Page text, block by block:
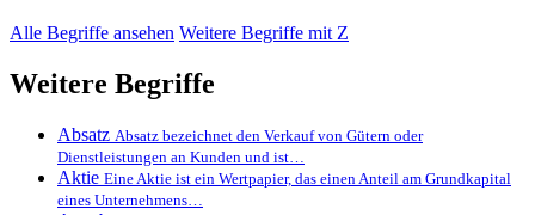
Alle Begriffe ansehen Weitere Begriffe mit Z
Weitere Begriffe
Absatz Absatz bezeichnet den Verkauf von Gütern oder
Dienstleistungen an Kunden und ist…
Aktie Eine Aktie ist ein Wertpapier, das einen Anteil am Grundkapital
eines Unternehmens…